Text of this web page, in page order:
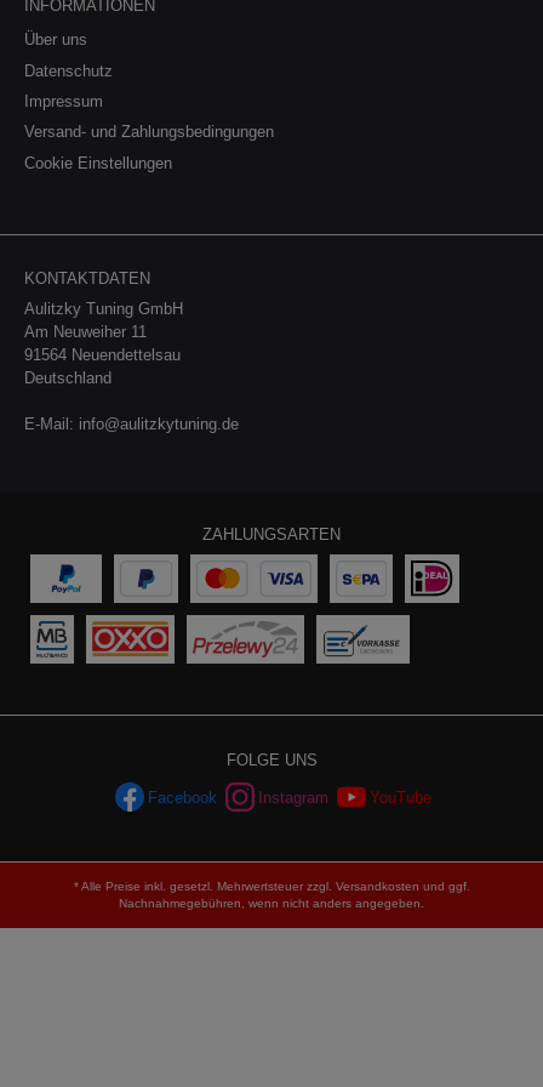
INFORMATIONEN
Über uns
Datenschutz
Impressum
Versand- und Zahlungsbedingungen
Cookie Einstellungen
KONTAKTDATEN
Aulitzky Tuning GmbH
Am Neuweiher 11
91564 Neuendettelsau
Deutschland
E-Mail: info@aulitzkytuning.de
ZAHLUNGSARTEN
FOLGE UNS
Facebook Instagram YouTube
* Alle Preise inkl. gesetzl. Mehrwertsteuer zzgl. Versandkosten und ggf.
Nachnahmegebühren, wenn nicht anders angegeben.